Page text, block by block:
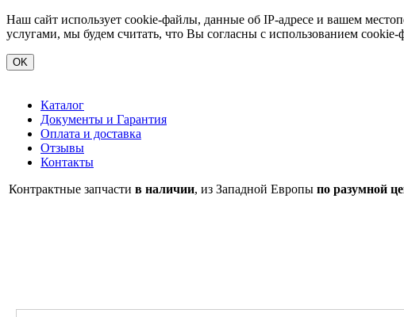
Наш сайт использует cookie-файлы, данные об IP-адресе и вашем
услугами, мы будем считать, что Вы согласны с использованием cookie-
OK
Каталог
Документы и Гарантия
Оплата и доставка
Отзывы
Контакты
Контрактные запчасти в наличии, из Западной Европы по разумной